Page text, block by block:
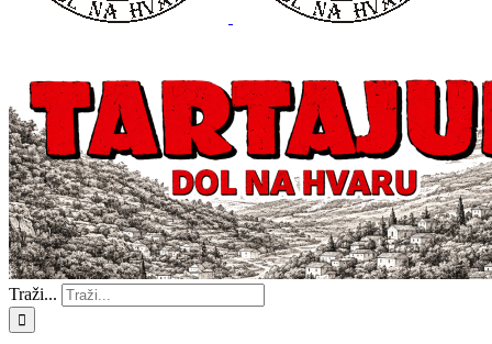
Traži...